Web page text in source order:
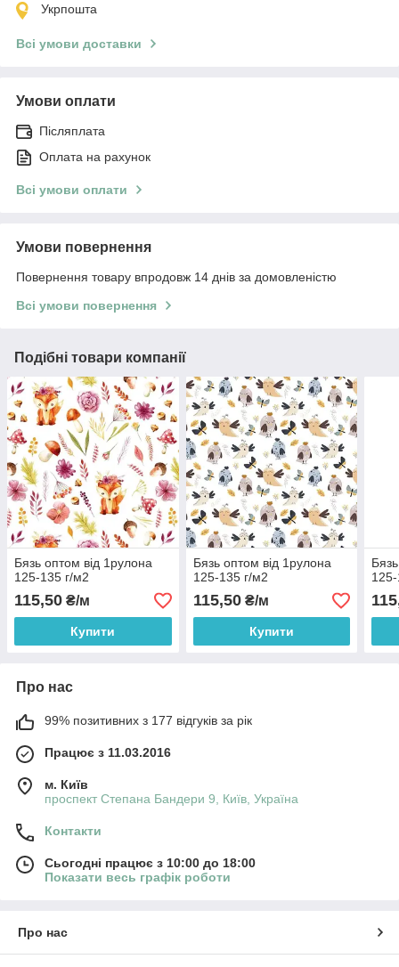
Укрпошта
Всі умови доставки
Умови оплати
Післяплата
Оплата на рахунок
Всі умови оплати
Умови повернення
Повернення товару впродовж 14 днів за домовленістю
Всі умови повернення
Подібні товари компанії
Бязь оптом від 1рулона
125-135 г/м2
115,50 ₴/м
Купити
Бязь оптом від 1рулона
125-135 г/м2
115,50₴/м
Купити
Про нас
99% позитивних з 177 відгуків за рік
Працює з 11.03.2016
м. Київ
проспект Степана Бандери 9, Київ, Україна
Контакти
Сьогодні працює з 10:00 до 18:00
Показати весь графік роботи
Про нас